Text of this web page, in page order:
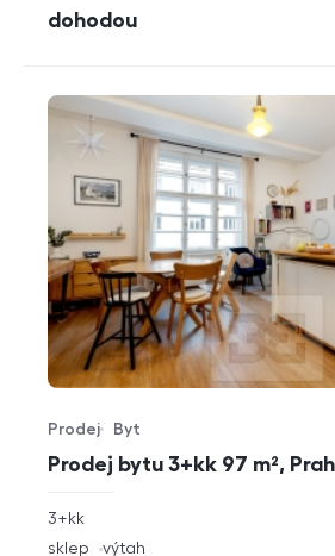
cena
dohodou
Prodej bytu 3+kk 97 m²,
Typ nabídky
Prodej
Typ nemovitosti
Byt
rozměry
dispozice
3+kk
funkce
sklep výtah